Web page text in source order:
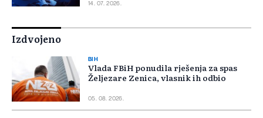
14. 07. 2026.
Izdvojeno
BIH
Vlada FBiH ponudila rješenja za spas
Željezare Zenica, vlasnik ih odbio
05. 08. 2026.